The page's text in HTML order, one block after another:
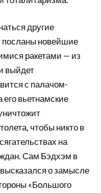
другие
посланы новейшие
ракетами — из
выйдет
с палачом-
вьетнамские
чтобы никто в
на
Сам Бэдхэм в
о замысле
«Большого